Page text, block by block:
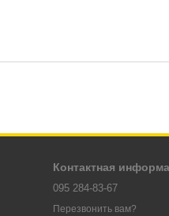
Контактная
095 284-83-67
Перезвонить вам?